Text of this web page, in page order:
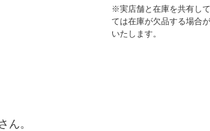
※実店舗と在庫を共有し
ては在庫が欠品する場合
いたします。
ん。